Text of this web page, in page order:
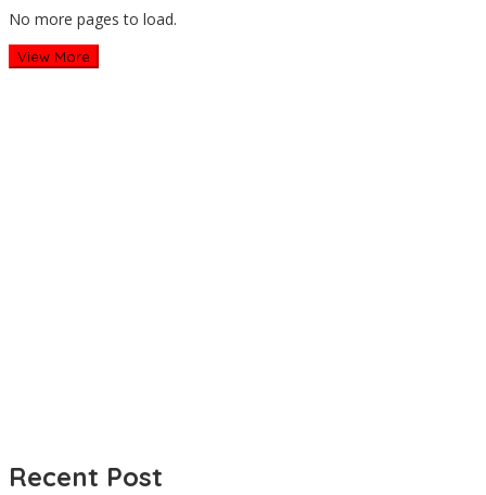
No more pages to load.
View More
Recent Post